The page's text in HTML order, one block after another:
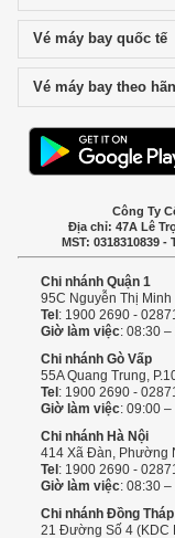
Vé máy bay quốc tế
Vé máy bay theo
Công Ty
Địa chỉ: 47A Lê
MST: 0318310839 -
Chi nhánh Quận 1
95C Nguyễn Thị Minh
Tel : 1900 2690 -
Giờ làm việc: 08:30
Chi nhánh Gò Vấp
55A Quang Trung,
Tel : 1900 2690 -
Giờ làm việc: 09:00
Chi nhánh Hà Nội
414 Xã Đàn, Phường
Tel : 1900 2690 -
Giờ làm việc: 08:30
Chi nhánh Đồng Tháp
21 Đường Số 4 (KDC